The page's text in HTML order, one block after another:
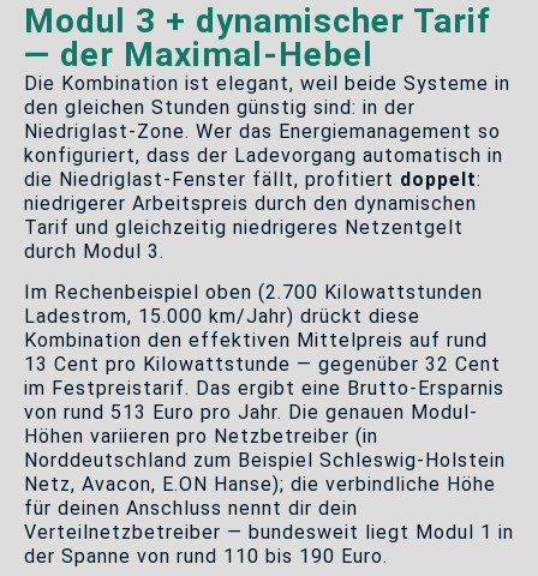
Modul 3 + dynamischer Tarif
— der Maximal-Hebel
Die Kombination ist elegant, weil beide Systeme in
den gleichen Stunden günstig sind: in der
Niedriglast-Zone. Wer das Energiemanagement so
konfiguriert, dass der Ladevorgang automatisch in
die Niedriglast-Fenster fällt, profitiert doppelt:
niedrigerer Arbeitspreis durch den dynamischen
Tarif und gleichzeitig niedrigeres Netzentgelt
durch Modul 3.
Im Rechenbeispiel oben (2.700 Kilowattstunden
Ladestrom, 15.000 km/Jahr) drückt diese
Kombination den effektiven Mittelpreis auf rund
13 Cent pro Kilowattstunde — gegenüber 32 Cent
im Festpreistarif. Das ergibt eine Brutto-Ersparnis
von rund 513 Euro pro Jahr. Die genauen Modul-
Höhen variieren pro Netzbetreiber (in
Norddeutschland zum Beispiel Schleswig-Holstein
Netz, Avacon, E.ON Hanse); die verbindliche Höhe
für deinen Anschluss nennt dir dein
Verteilnetzbetreiber — bundesweit liegt Modul 1 in
der Spanne von rund 110 bis 190 Euro.